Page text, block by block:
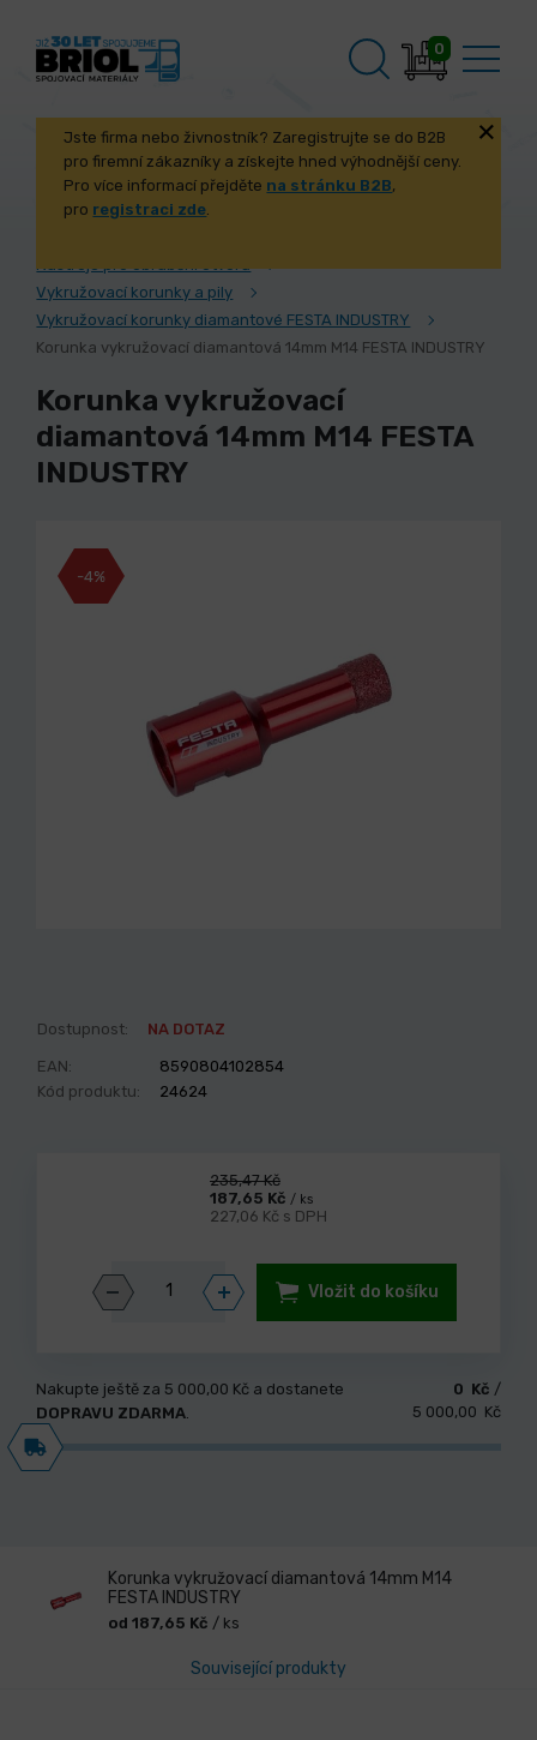
0
Jste firma nebo živnostník? Zaregistrujte se do B2B
pro firemní zákazníky a získejte hned výhodnější ceny.
Pro více informací přejděte na stránku B2B,
pro registraci zde.
Nástroje pro obrábění otvorů
Vykružovací korunky a pily
Vykružovací korunky diamantové FESTA INDUSTRY
Korunka vykružovací diamantová 14mm M14 FESTA INDUSTRY
Korunka vykružovací
diamantová 14mm M14 FESTA
INDUSTRY
-4%
Dostupnost: NA DOTAZ
EAN:
8590804102854
Kód produktu:
24624
235,47 Kč
187,65 Kč / ks
227,06 Kč s DPH
Vložit do košíku
Nakupte ještě za 5 000,00 Kč a dostanete
DOPRAVU ZDARMA.
0 Kč /
5 000,00 Kč
Korunka vykružovací diamantová 14mm M14
FESTA INDUSTRY
od 187,65 Kč / ks
Související produkty